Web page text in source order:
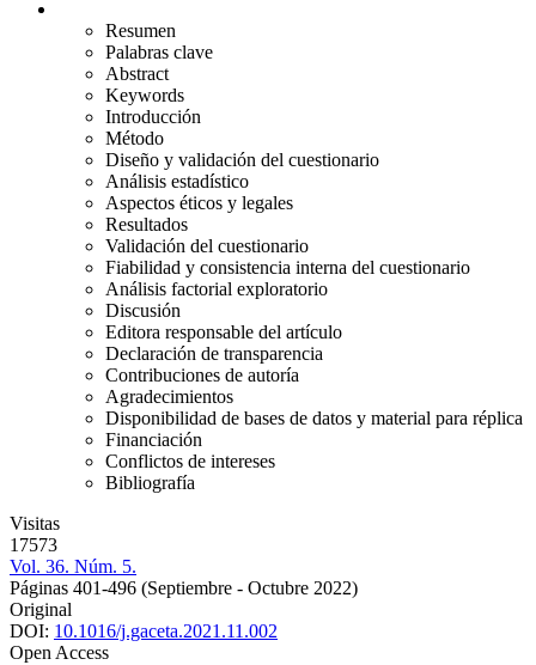
Resumen
Palabras clave
Abstract
Keywords
Introducción
Método
Diseño y validación del cuestionario
Análisis estadístico
Aspectos éticos y legales
Resultados
Validación del cuestionario
Fiabilidad y consistencia interna del cuestionario
Análisis factorial exploratorio
Discusión
Editora responsable del artículo
Declaración de transparencia
Contribuciones de autoría
Agradecimientos
Disponibilidad de bases de datos y material para réplica
Financiación
Conflictos de intereses
Bibliografía
Visitas
17573
Vol. 36. Núm. 5.
Páginas 401-496 (Septiembre - Octubre 2022)
Original
DOI: 10.1016/j.gaceta.2021.11.002
Open Access